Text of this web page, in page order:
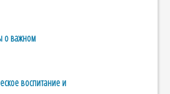
о важном
воспитание и